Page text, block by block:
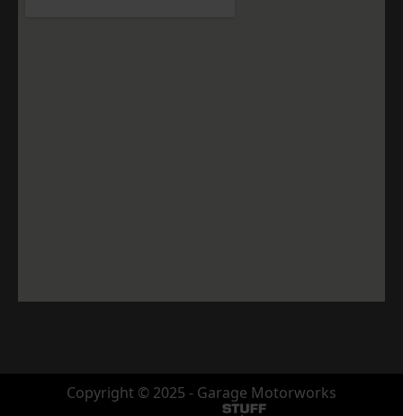
Copyright © 2025 - Garage Motorworks